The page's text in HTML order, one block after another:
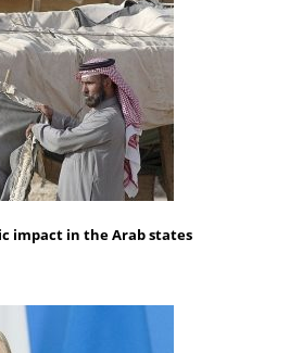
impact in the Arab states